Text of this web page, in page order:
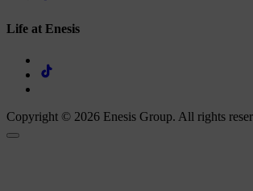
Life at Enesis
Copyright © 2026 Enesis Group. All rights